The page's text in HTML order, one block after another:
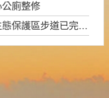
廁整修
115年7月13日（星期一）起恢復開放入園，歡迎民眾依規定申請入園....